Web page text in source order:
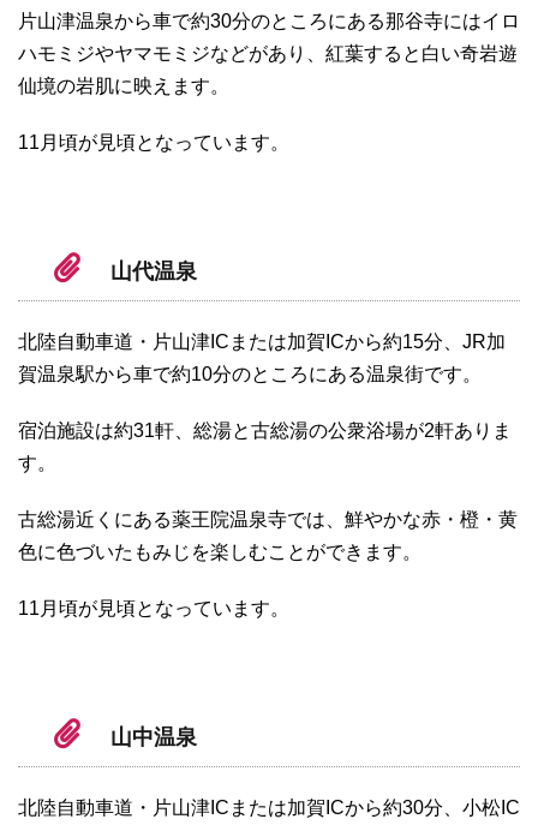
片山津温泉から車で約30分のところにある那谷寺にはイロ
ハモミジやヤマモミジなどがあり、紅葉すると白い奇岩遊
仙境の岩肌に映えます。
11月頃が見頃となっています。
山代温泉
北陸自動車道・片山津ICまたは加賀ICから約15分、JR加
賀温泉駅から車で約10分のところにある温泉街です。
宿泊施設は約31軒、総湯と古総湯の公衆浴場が2軒ありま
す。
古総湯近くにある薬王院温泉寺では、鮮やかな赤・橙・黄
色に色づいたもみじを楽しむことができます。
11月頃が見頃となっています。
山中温泉
北陸自動車道・片山津ICまたは加賀ICから約30分、小松IC